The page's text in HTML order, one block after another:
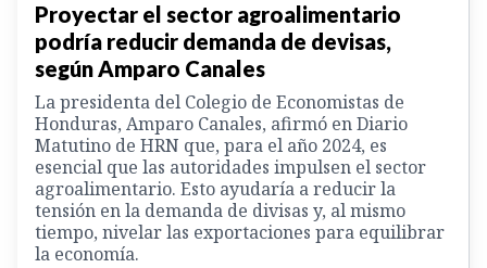
Proyectar el sector agroalimentario
podría reducir demanda de devisas,
según Amparo Canales
La presidenta del Colegio de Economistas de
Honduras, Amparo Canales, afirmó en Diario
Matutino de HRN que, para el año 2024, es
esencial que las autoridades impulsen el sector
agroalimentario. Esto ayudaría a reducir la
tensión en la demanda de divisas y, al mismo
tiempo, nivelar las exportaciones para equilibrar
la economía.